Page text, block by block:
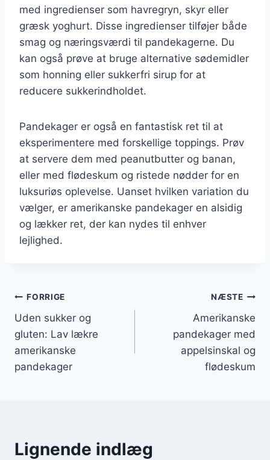
med ingredienser som havregryn, skyr eller
græsk yoghurt. Disse ingredienser tilføjer både
smag og næringsværdi til pandekagerne. Du
kan også prøve at bruge alternative sødemidler
som honning eller sukkerfri sirup for at
reducere sukkerindholdet.
Pandekager er også en fantastisk ret til at
eksperimentere med forskellige toppings. Prøv
at servere dem med peanutbutter og banan,
eller med flødeskum og ristede nødder for en
luksuriøs oplevelse. Uanset hvilken variation du
vælger, er amerikanske pandekager en alsidig
og lækker ret, der kan nydes til enhver
lejlighed.
Indlægsnavigation
FORRIGE
Uden sukker og
gluten: Lav lækre
amerikanske
pandekager
NÆSTE
Amerikanske
pandekager med
appelsinskal og
flødeskum
Lignende indlæg